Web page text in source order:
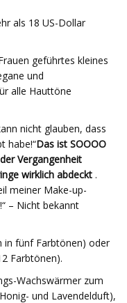
als 18 US-Dollar
geführtes kleines
und
alle Hauttöne
nicht glauben, dass
habe!“Das ist SOOOO
Vergangenheit
wirklich abdeckt .
meiner Make-up-
– Nicht bekannt
in fünf Farbtönen) oder
Farbtönen).
Wachswärmer zum
und Lavendelduft),